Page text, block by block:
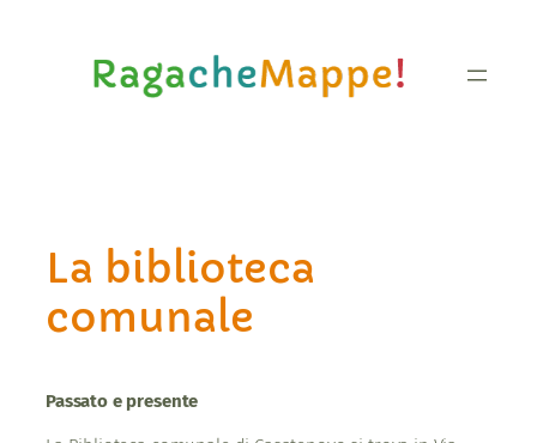
La biblioteca
comunale
Passato e presente